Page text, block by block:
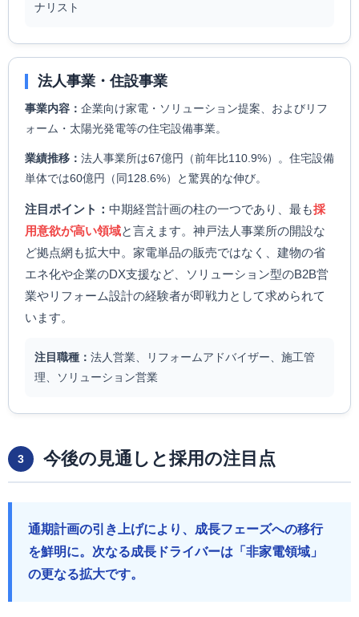
ナリスト
法人事業・住設事業
事業内容： 企業向け家電・ソリューション提案、およびリフ
ォーム・太陽光発電等の住宅設備事業。
業績推移： 法人事業所は67億円（前年比110.9%）。住宅設備
単体では60億円（同128.6%）と驚異的な伸び。
注目ポイント： 中期経営計画の柱の一つであり、最も採
用意欲が高い領域と言えます。神戸法人事業所の開設な
ど拠点網も拡大中。家電単品の販売ではなく、建物の省
エネ化や企業のDX支援など、ソリューション型のB2B営
業やリフォーム設計の経験者が即戦力として求められて
います。
注目職種： 法人営業、リフォームアドバイザー、施工管
理、ソリューション営業
3 今後の見通しと採用の注目点
通期計画の引き上げにより、成長フェーズへの移行
を鮮明に。次なる成長ドライバーは「非家電領域」
の更なる拡大です。